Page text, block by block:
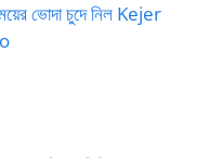
ভোদা চুদে নিল Kejer